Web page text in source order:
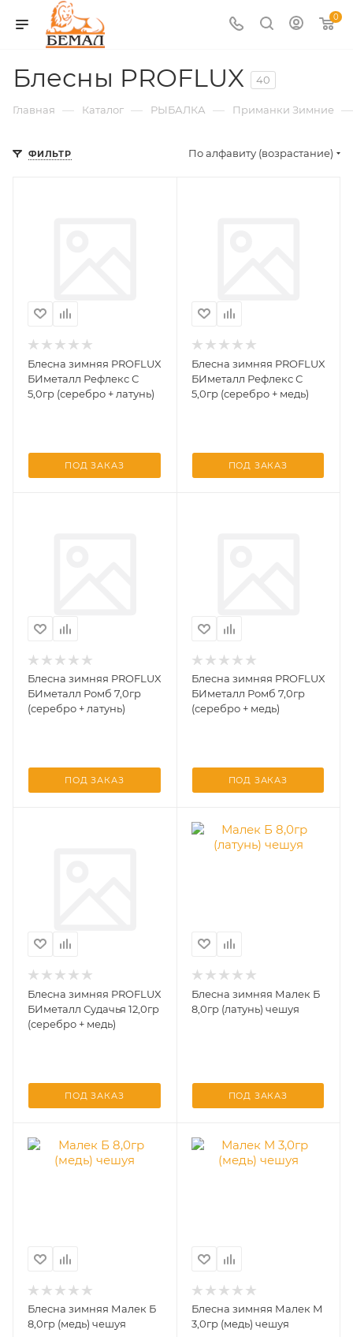
0
Блесны PROFLUX 40
Главная — Каталог — РЫБАЛКА — Приманки Зимние —
ФИЛЬТР По алфавиту (возрастание)
Блесна зимняя PROFLUX
БИметалл Рефлекс С
5,0гр (серебро + латунь)
ПОД ЗАКАЗ
Блесна зимняя PROFLUX
БИметалл Рефлекс С
5,0гр (серебро + медь)
ПОД ЗАКАЗ
Блесна зимняя PROFLUX
БИметалл Ромб 7,0гр
(серебро + латунь)
ПОД ЗАКАЗ
Блесна зимняя PROFLUX
БИметалл Ромб 7,0гр
(серебро + медь)
ПОД ЗАКАЗ
Блесна зимняя PROFLUX
БИметалл Судачья 12,0гр
(серебро + медь)
ПОД ЗАКАЗ
Блесна зимняя Малек Б
8,0гр (латунь) чешуя
ПОД ЗАКАЗ
Блесна зимняя Малек Б
8,0гр (медь) чешуя
Блесна зимняя Малек М
3,0гр (медь) чешуя